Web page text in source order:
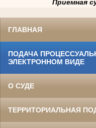
Приемная
ГЛАВНАЯ
ПОДАЧА
ЭЛЕКТРОННОМ ВИДЕ
О СУДЕ
ТЕРРИТОРИАЛЬНАЯ